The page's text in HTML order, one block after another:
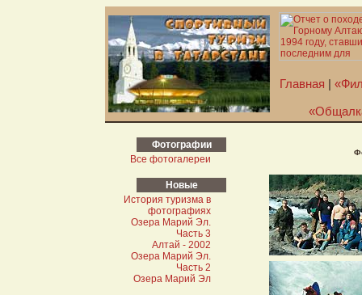
Главная |
Фотографии
Все фотогалереи
Новые
История туризма в
фотографиях
Озера Марий Эл.
Часть 3
Алтай - 2002
Озера Марий Эл.
Часть 2
Озера Марий Эл